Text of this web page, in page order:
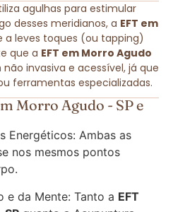
agulhas para estimular
desses meridianos, a EFT em
a leves toques (ou tapping)
que a EFT em Morro Agudo
invasiva e acessível, já que
ferramentas especializadas.
Morro Agudo - SP e
Energéticos: Ambas as
nos mesmos pontos
e da Mente: Tanto a EFT